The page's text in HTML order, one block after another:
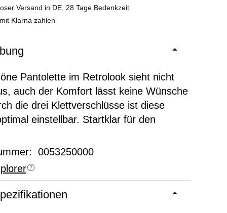
Versand in DE, 28 Tage Bedenkzeit
Klarna zahlen
Pantolette im Retrolook sieht nicht
auch der Komfort lässt keine Wünsche
die drei Klettverschlüsse ist diese
einstellbar. Startklar für den
0053250000